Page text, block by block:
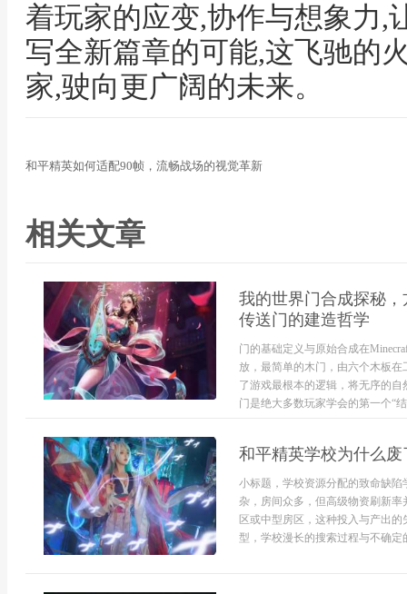
着玩家的应变,协作与想象力,
写全新篇章的可能,这飞驰的
家,驶向更广阔的未来。
和平精英如何适配90帧，流畅战场的视觉革新
相关文章
我的世界门合成探秘
传送门的建造哲学
门的基础定义与原始合成在
放，最简单的木门，由六个木板
了游戏最根本的逻辑，将无序的
门是绝大多数玩家学会的第一个“
和平精英学校为什么
小标题，学校资源分配的致命缺
杂，房间众多，但高级物资刷新
区或中型房区，这种投入与产出
型，学校漫长的搜索过程与不确